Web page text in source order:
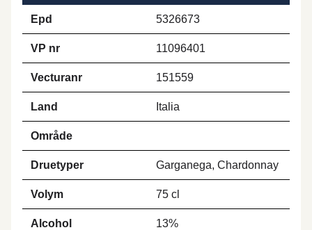
Epd 5326673
VP nr 11096401
Vecturanr 151559
Land Italia
Område
Druetyper Garganega, Chardonnay
Volym 75 cl
Alcohol 13%